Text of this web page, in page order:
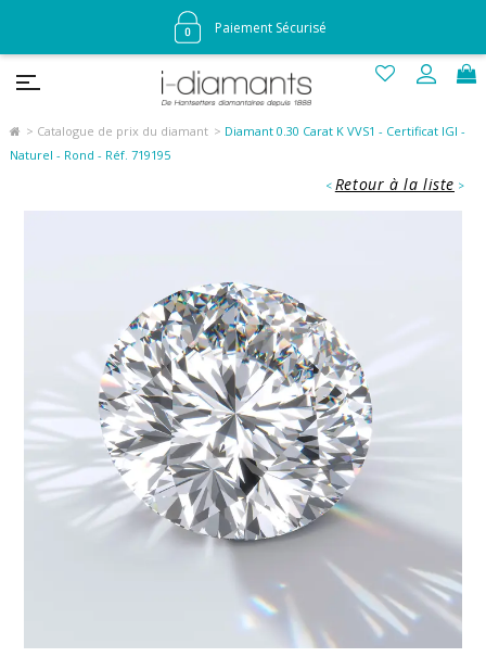
Catalogue de prix du diamant
Diamant 0.30 Carat K VVS1 - Certificat IGI -
Naturel - Rond - Réf. 719195
< Retour à la liste >
Paiement Sécurisé